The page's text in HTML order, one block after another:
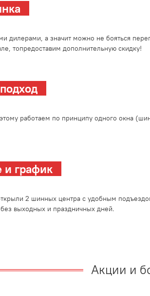
дилерами, а значит можно не бояться
топредоставим дополнительную скидку!
работаем по принципу одного окна
и график
2 шинных центра с удобным
выходных и праздничных дней.
Акции и